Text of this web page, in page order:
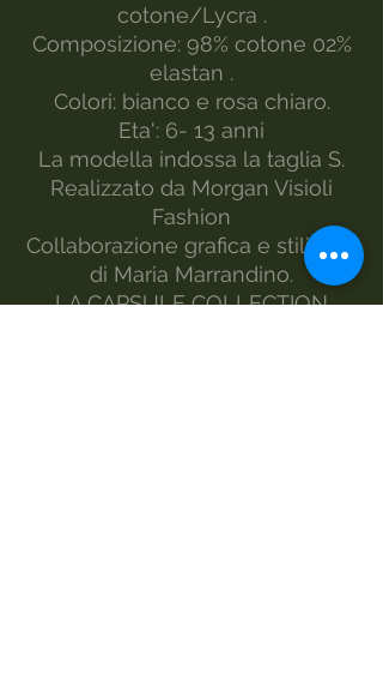
cotone/Lycra .
Composizione: 98% cotone 02%
elastan .
Colori: bianco e rosa chiaro.
Eta': 6- 13 anni
La modella indossa la taglia S.
Realizzato da Morgan Visioli
Fashion
Collaborazione grafica e stilistica
di Maria Marrandino.
LA CAPSULE COLLECTION